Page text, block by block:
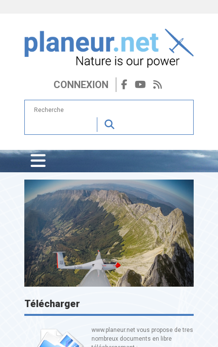
CONNEXION
Télécharger
www.planeur.net vous propose de tres
nombreux documents en libre